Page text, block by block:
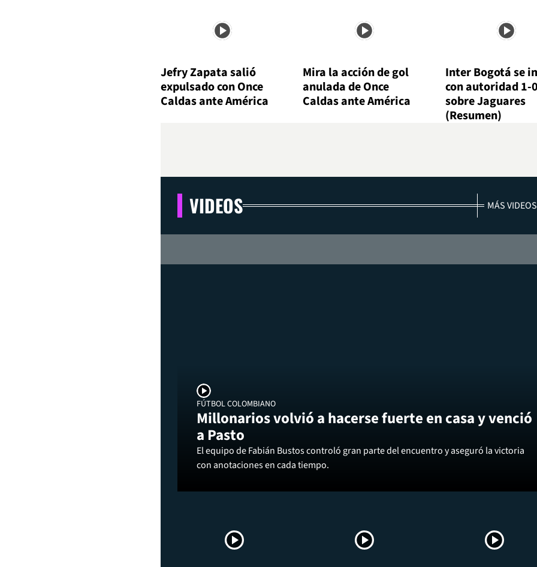
Jefry Zapata salió
expulsado con Once
Caldas ante América
Mira la acción de gol
anulada de Once
Caldas ante América
Inter Bogotá se
con autoridad 1-
sobre Jaguares
(Resumen)
VIDEOS MÁS VIDEOS
FÚTBOL COLOMBIANO
Millonarios volvió a hacerse fuerte en casa y venció
a Pasto
El equipo de Fabián Bustos controló gran parte del encuentro y aseguró la victoria
con anotaciones en cada tiempo.